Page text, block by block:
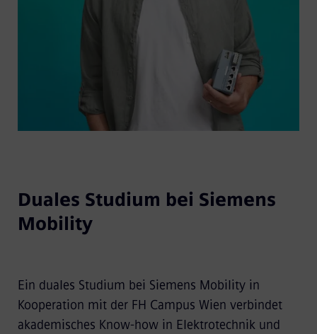
Duales Studium bei Siemens
Mobility
Ein duales Studium bei Siemens Mobility in
Kooperation mit der FH Campus Wien verbindet
akademisches Know-how in Elektrotechnik und